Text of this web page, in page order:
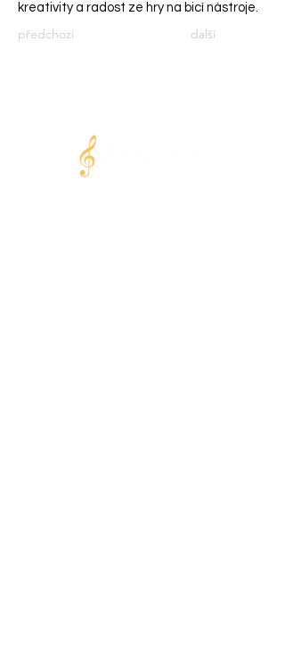
kreativity a radost ze hry na bicí nástroje.
předchozí další